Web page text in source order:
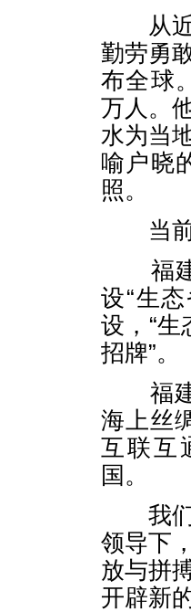
从近
勤劳勇
布全球
万人。
水为当
喻户晓
照。
当前
福建
设“生
设，“生
招牌”。
福建
海上丝
互联互
国。
我们
领导下
放与拼
开辟新